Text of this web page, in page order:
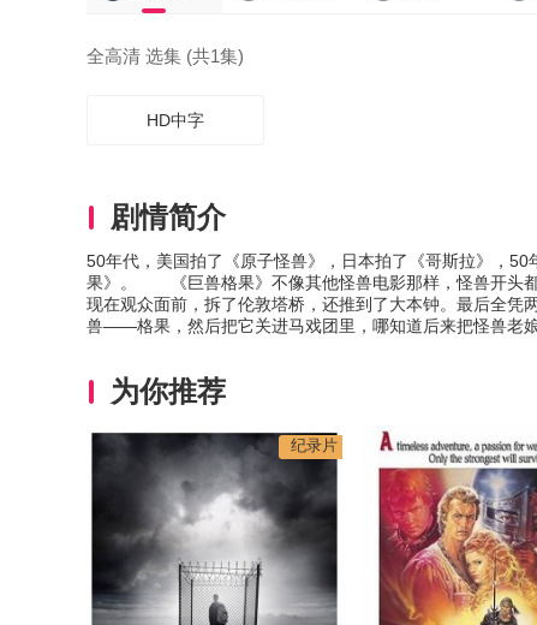
全高清 选集 (共1集)
HD中字
剧情简介
50年代，美国拍了《原子怪兽》，日本拍了《哥斯拉》，
果》。 《巨兽格果》不像其他怪兽电影那样，怪兽开头都
现在观众面前，拆了伦敦塔桥，还推到了大本钟。最后全凭
兽——格果，然后把它关进马戏团里，哪知道后来把怪兽老
为你推荐
纪录片